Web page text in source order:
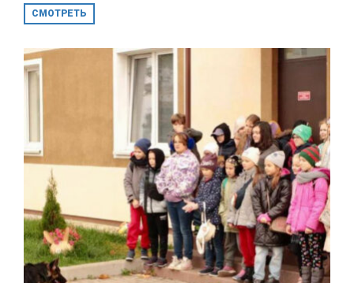
СМОТРЕТЬ